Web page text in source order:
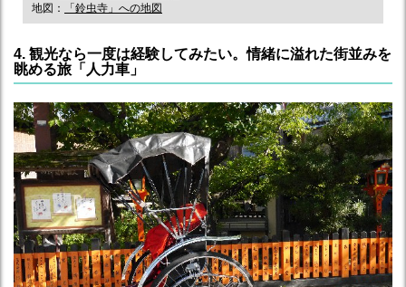
地図：
「鈴虫寺」への地図
4. 観光なら一度は経験してみたい。情緒に溢れた街並みを
眺める旅「人力車」